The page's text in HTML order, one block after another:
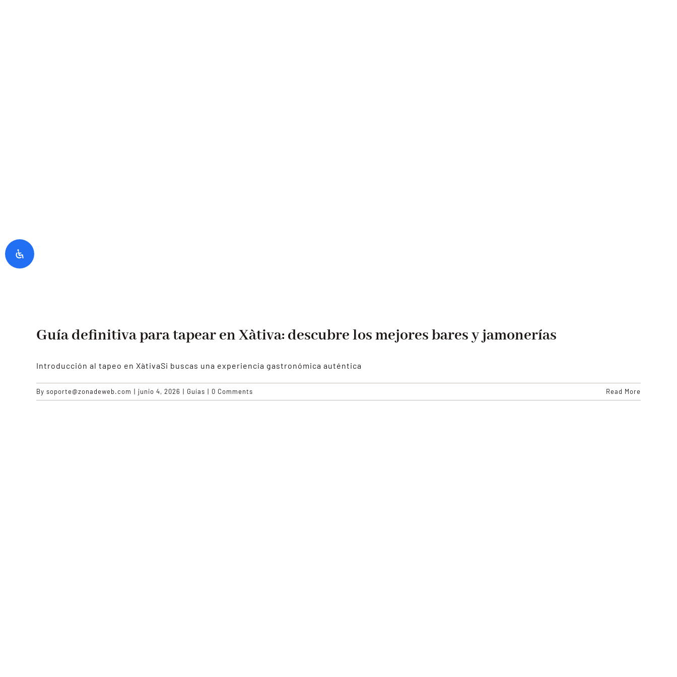
Guía definitiva para tapear en Xàtiva: descubre los mejores bares y jamonerías
Introducción al tapeo en XàtivaSi buscas una experiencia gastronómica auténtica
By soporte@zonadeweb.com | junio 4, 2026 | Guías | 0 Comments Read More